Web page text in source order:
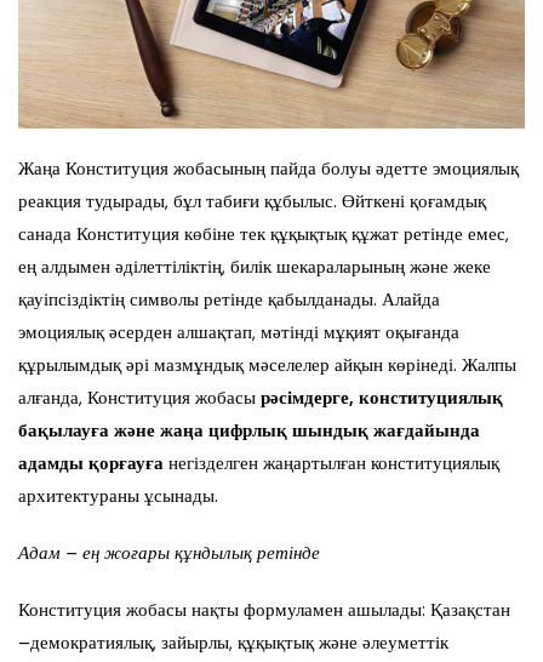
Жаңа Конституция жобасының пайда болуы әдетте эмоциялық
реакция тудырады, бұл табиғи құбылыс. Өйткені қоғамдық
санада Конституция көбіне тек құқықтық құжат ретінде емес,
ең алдымен әділеттіліктің, билік шекараларының және жеке
қауіпсіздіктің символы ретінде қабылданады. Алайда
эмоциялық әсерден алшақтап, мәтінді мұқият оқығанда
құрылымдық әрі мазмұндық мәселелер айқын көрінеді. Жалпы
алғанда, Конституция жобасы рәсімдерге, конституциялық
бақылауға және жаңа цифрлық шындық жағдайында
адамды қорғауға негізделген жаңартылған конституциялық
архитектураны ұсынады.
Адам – ең жоғары құндылық ретінде
Конституция жобасы нақты формуламен ашылады: Қазақстан
–демократиялық, зайырлы, құқықтық және әлеуметтік